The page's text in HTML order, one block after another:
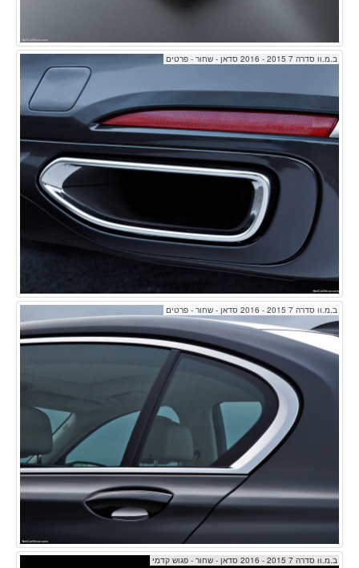
ב.מ.וו סדרה 7 2015 - 2016 סדאן - שחור - פרטים
ב.מ.וו סדרה 7 2015 - 2016 סדאן - שחור - פרטים
ב.מ.וו סדרה 7 2015 - 2016 סדאן - שחור - פגוש קדמי